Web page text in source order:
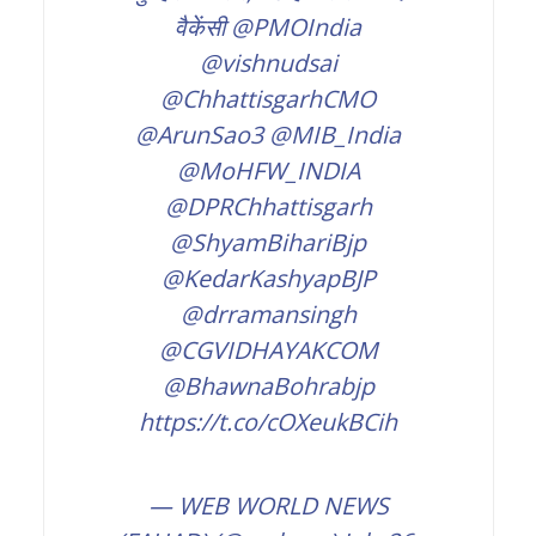
वैकेंसी@PMOIndia
@vishnudsai
@ChhattisgarhCMO
@ArunSao3 @MIB_India
@MoHFW_INDIA
@DPRChhattisgarh
@ShyamBihariBjp
@KedarKashyapBJP
@drramansingh
@CGVIDHAYAKCOM
@BhawnaBohrabjp
https://t.co/cOXeukBCih
— WEB WORLD NEWS